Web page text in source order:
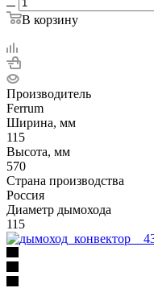
В корзину
Производитель
Ferrum
Ширина, мм
115
Высота, мм
570
Страна производства
Россия
Диаметр дымохода
115